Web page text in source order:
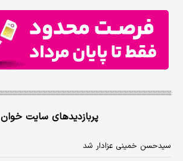
پربازدیدهای سایت خوان
سیدحسن خمینی عزادار شد